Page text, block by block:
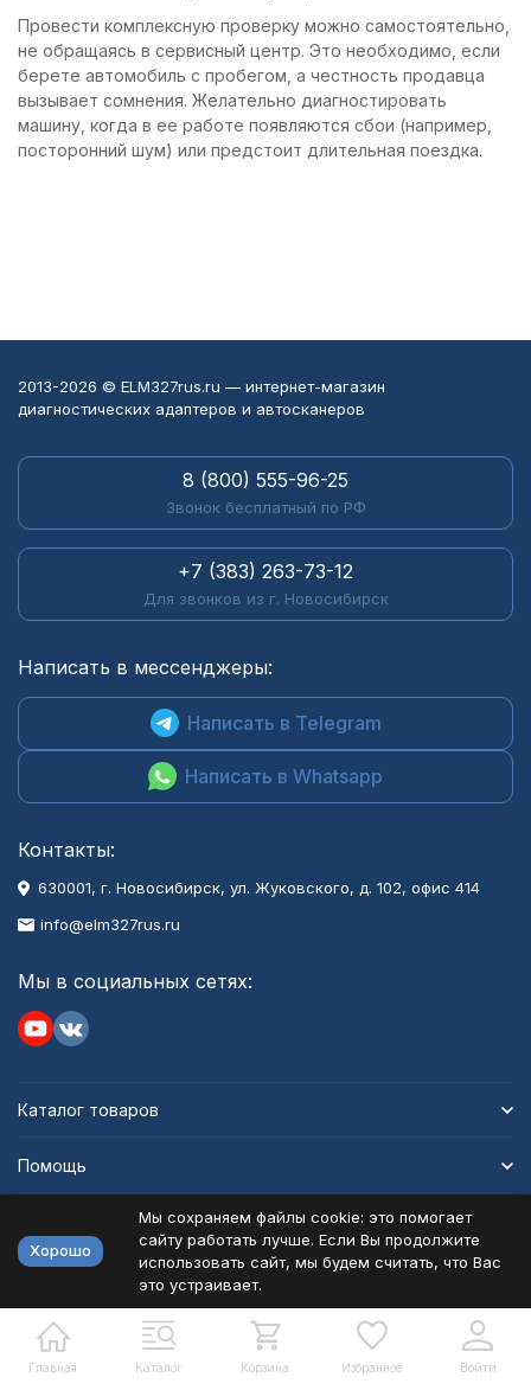
Провести комплексную проверку можно самостоятельно,
не обращаясь в сервисный центр. Это необходимо, если
берете автомобиль с пробегом, а честность продавца
вызывает сомнения. Желательно диагностировать
машину, когда в ее работе появляются сбои (например,
посторонний шум) или предстоит длительная поездка.
Главная Каталог Корзина Избранное Войти
2013-2026 © ELM327rus.ru — интернет-магазин
диагностических адаптеров и автосканеров
8 (800) 555-96-25
Звонок бесплатный по РФ
+7 (383) 263-73-12
Для звонков из г. Новосибирск
Написать в мессенджеры:
Написать в Telegram
Написать в Whatsapp
Контакты:
630001, г. Новосибирск, ул. Жуковского, д. 102, офис 414
info@elm327rus.ru
Мы в социальных сетях:
Каталог товаров
Помощь
Политика персональных данных
Разработано в bodysite.ru
Хорошо
Мы сохраняем файлы cookie: это помогает
сайту работать лучше. Если Вы продолжите
использовать сайт, мы будем считать, что Вас
это устраивает.